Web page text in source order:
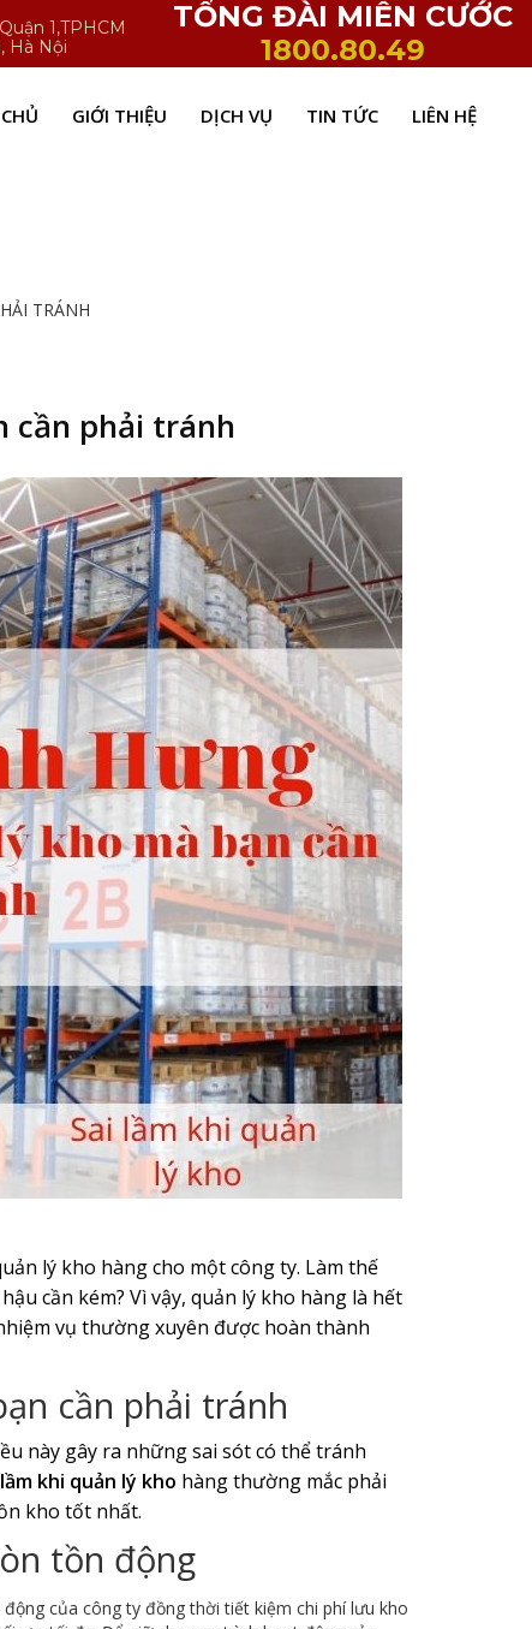
1,TPHCM
Hà Nội
TỔNG ĐÀI MIỄN CƯỚC
1800.80.49
GIỚI THIỆU DỊCH VỤ TIN TỨC LIÊN HỆ
TRÁNH
cần phải tránh
lý kho hàng cho một công ty. Làm thế
cần kém? Vì vậy, quản lý kho hàng là hết
vụ thường xuyên được hoàn thành
cần phải tránh
này gây ra những sai sót có thể tránh
khi quản lý kho hàng thường mắc phải
kho tốt nhất.
tồn động
của công ty đồng thời tiết kiệm chi phí lưu kho